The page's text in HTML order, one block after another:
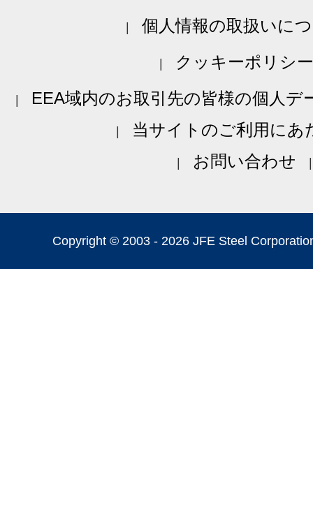
個人情報の取扱いに
クッキーポリシー
EEA域内のお取引先の皆様の個人デ
当サイトのご利用にあ
お問い合わせ
Copyright © 2003 - 2026 JFE Steel